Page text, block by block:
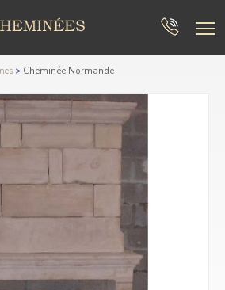
> Cheminée Normande